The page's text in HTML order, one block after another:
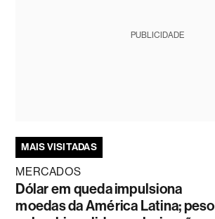
PUBLICIDADE
MAIS VISITADAS
MERCADOS
Dólar em queda impulsiona
moedas da América Latina; peso